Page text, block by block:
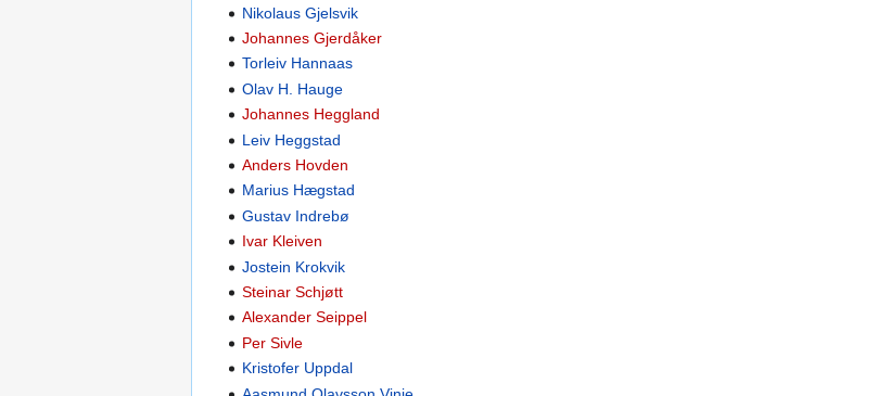
Nikolaus Gjelsvik
Johannes Gjerdåker
Torleiv Hannaas
Olav H. Hauge
Johannes Heggland
Leiv Heggstad
Anders Hovden
Marius Hægstad
Gustav Indrebø
Ivar Kleiven
Jostein Krokvik
Steinar Schjøtt
Alexander Seippel
Per Sivle
Kristofer Uppdal